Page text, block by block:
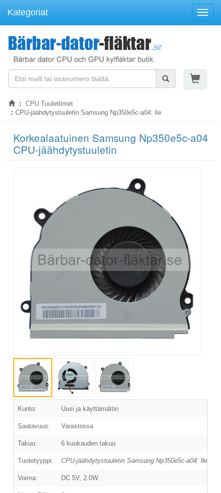
Kategoriat
CPU Tuulettimet
CPU-jäähdytystuuletin Samsung Np350e5c-a04: lle
Korkealaatuinen Samsung Np350e5c-a04
CPU-jäähdytystuuletin
Kunto: Uusi ja käyttämätön
Saatavuus: Varastossa
Takuu: 6 kuukauden takuu
Tuotetyyppi: CPU-jäähdytystuuletin Samsung Np350e5c-a04: lle
Voima: DC 5V, 2.0W